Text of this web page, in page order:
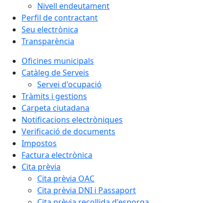
Nivell endeutament
Perfil de contractant
Seu electrònica
Transparència
Oficines municipals
Catàleg de Serveis
Servei d'ocupació
Tràmits i gestions
Carpeta ciutadana
Notificacions electròniques
Verificació de documents
Impostos
Factura electrònica
Cita prèvia
Cita prèvia OAC
Cita prèvia DNI i Passaport